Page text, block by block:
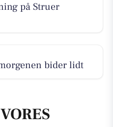
på Struer
bider lidt